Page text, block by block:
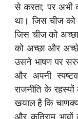
से करता; पर अभी
था। जिस चीज को
जिस चीज को
को अच्छा और
उसने भाषण पर
और अपनी
राजनीति के
खयाल है कि
और कृत्रिाम